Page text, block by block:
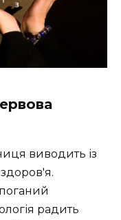
виводить із
радить